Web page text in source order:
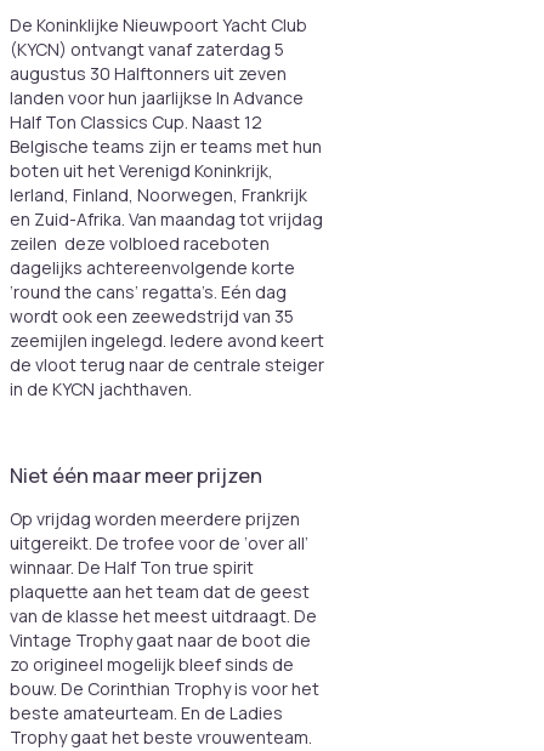
De Koninklijke Nieuwpoort Yacht Club
(KYCN) ontvangt vanaf zaterdag 5
augustus 30 Halftonners uit zeven
landen voor hun jaarlijkse In Advance
Half Ton Classics Cup. Naast 12
Belgische teams zijn er teams met hun
boten uit het Verenigd Koninkrijk,
Ierland, Finland, Noorwegen, Frankrijk
en Zuid-Afrika. Van maandag tot vrijdag
zeilen deze volbloed raceboten
dagelijks achtereenvolgende korte
‘round the cans’ regatta’s. Eén dag
wordt ook een zeewedstrijd van 35
zeemijlen ingelegd. Iedere avond keert
de vloot terug naar de centrale steiger
in de KYCN jachthaven.
Niet één maar meer prijzen
Op vrijdag worden meerdere prijzen
uitgereikt. De trofee voor de ‘over all’
winnaar. De Half Ton true spirit
plaquette aan het team dat de geest
van de klasse het meest uitdraagt. De
Vintage Trophy gaat naar de boot die
zo origineel mogelijk bleef sinds de
bouw. De Corinthian Trophy is voor het
beste amateurteam. En de Ladies
Trophy gaat het beste vrouwenteam.